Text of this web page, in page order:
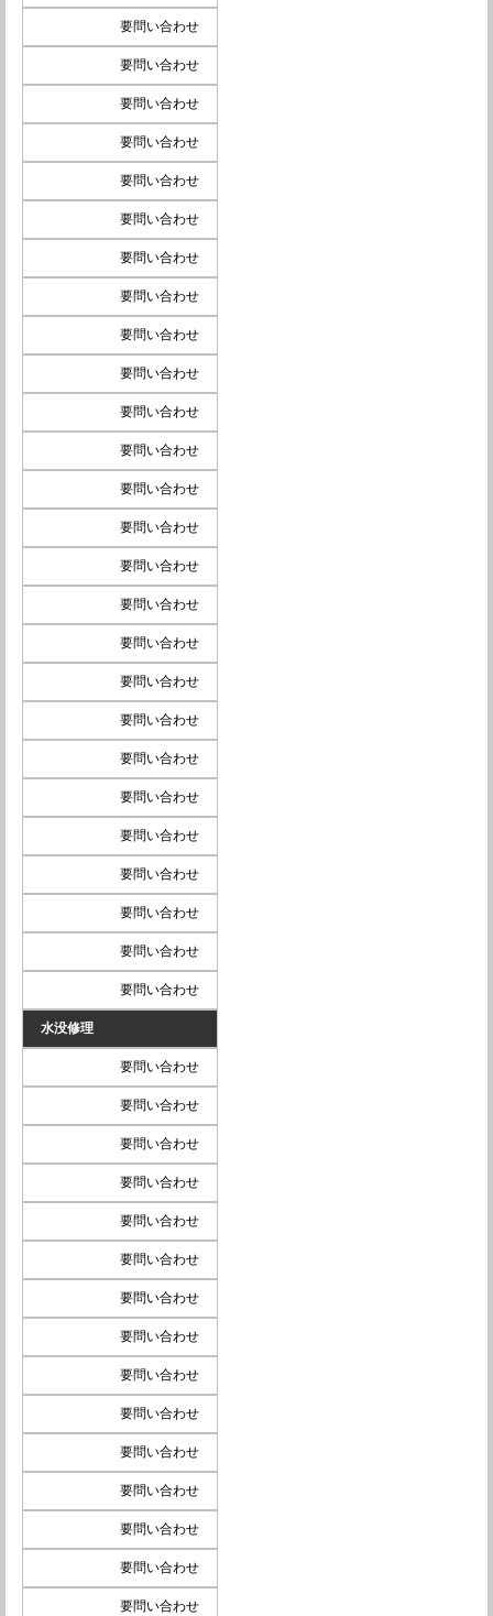
要問い合わせ
要問い合わせ
要問い合わせ
要問い合わせ
要問い合わせ
要問い合わせ
要問い合わせ
要問い合わせ
要問い合わせ
要問い合わせ
要問い合わせ
要問い合わせ
要問い合わせ
要問い合わせ
要問い合わせ
要問い合わせ
要問い合わせ
要問い合わせ
要問い合わせ
要問い合わせ
要問い合わせ
要問い合わせ
要問い合わせ
要問い合わせ
要問い合わせ
要問い合わせ
水没修理
要問い合わせ
要問い合わせ
要問い合わせ
要問い合わせ
要問い合わせ
要問い合わせ
要問い合わせ
要問い合わせ
要問い合わせ
要問い合わせ
要問い合わせ
要問い合わせ
要問い合わせ
要問い合わせ
要問い合わせ